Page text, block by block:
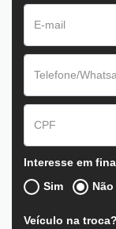
Interesse em
Sim
Não
Veículo na troca?